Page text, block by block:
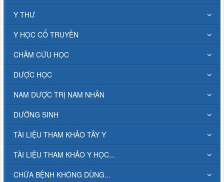
Y THƯ
Y HỌC CỔ TRUYỀN
CHÂM CỨU HỌC
DƯỢC HỌC
NAM DƯỢC TRỊ NAM NHÂN
DƯỠNG SINH
TÀI LIỆU THAM KHẢO TÂY Y
TÀI LIỆU THAM KHẢO Y HỌC...
CHỮA BỆNH KHÔNG DÙNG...